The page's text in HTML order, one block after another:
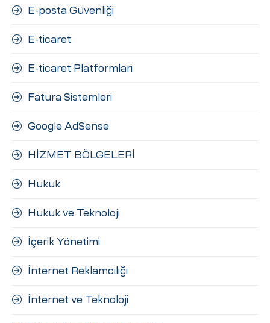
E-posta Güvenliği
E-ticaret
E-ticaret Platformları
Fatura Sistemleri
Google AdSense
HİZMET BÖLGELERİ
Hukuk
Hukuk ve Teknoloji
İçerik Yönetimi
İnternet Reklamcılığı
İnternet ve Teknoloji